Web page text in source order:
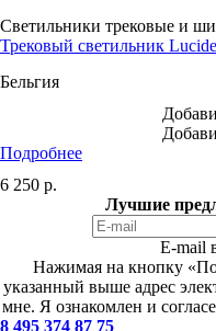
Светильники трековые и
Трековый светильник
Бельгия
Подробнее
6 250 р.
Лучшие
E-mail
Нажимая на кнопку
указанный выше адрес
мне. Я ознакомлен и
8 495 374 87 75